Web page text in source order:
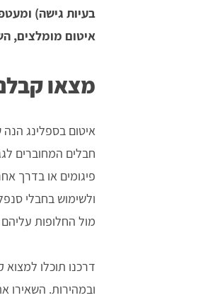
איטום מומלצים, השוו
מצאו
איטום בספלינג הנה
חבלים המחוברים
פיגומים או בדרך
ולשימוש בחבלי
מול החלופות
דרכנו תוכלו
ובמהירות. השאירו את